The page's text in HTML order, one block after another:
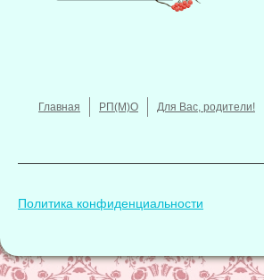
Главная РП(М)О Для Вас, родители!
Политика конфиденциальности